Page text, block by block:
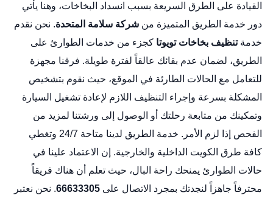
القيادة على الطرق السريعة بسبب انسداد البخاخات، وهنا يأتي
دور خدمة الطريق المتميزة من شركة سلامة المتحدة. نحن نقدم
خدمةتنظيف بخاخات تويوتا كجزء من خدمات الطوارئ على
الطريق، لضمان عدم بقائك عالقاً لفترة طويلة. فرقنا مجهزة
للتعامل مع الحالات الطارئة في الموقع، حيث نقوم بتشخيص
المشكلة بسرعة وإجراء التنظيف اللازم لإعادة تشغيل السيارة
وتمكينك من متابعة رحلتك أو الوصول إلى ورشتنا لمزيد من
الفحص إذا لزم الأمر. خدمة الطريق لدينا متاحة 24/7 وتغطي
كافة طرق الكويت الداخلية والخارجية. إن الاعتماد علينا في
حالات الطوارئ يمنحك راحة البال، حيث تعلم أن هناك فريقاً
محترفاً جاهزاً لنجدتك بمجرد الاتصال على 66633305. نحن نعتبر